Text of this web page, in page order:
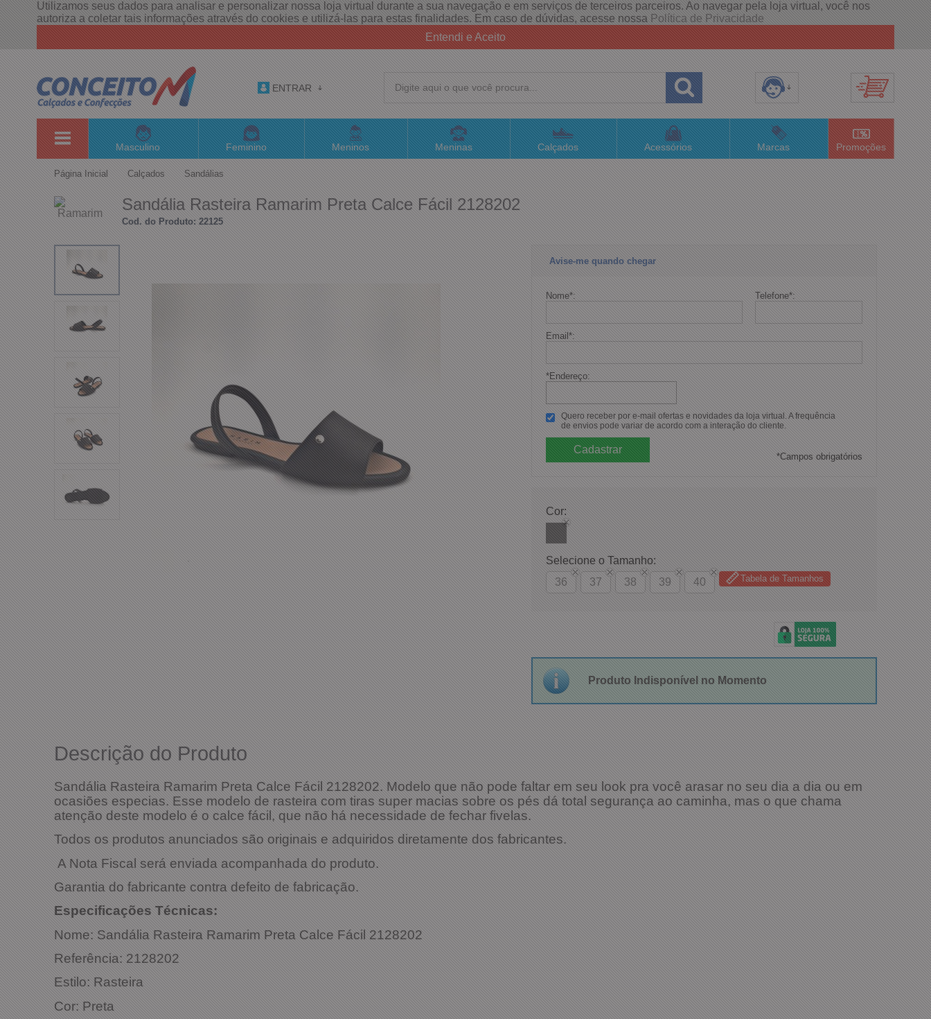
Utilizamos seus dados para analisar e personalizar nossa loja virtual durante a sua navegação e em serviços de terceiros parceiros. Ao navegar pela loja virtual, você nos
autoriza a coletar tais informações através do cookies e utilizá-las para estas finalidades. Em caso de dúvidas, acesse nossaPolítica de Privacidade
Entendi e Aceito
ENTRAR
(48) 3658-4820
(48)996063435
sac@lojaconceitom.com.br
Atendimento Online
Masculino Feminino Meninos Meninas Calçados Acessórios Marcas Promoções
Página Inicial Calçados Sandálias
Sandália Rasteira Ramarim Preta Calce Fácil 2128202
Cod. do Produto: 22125
Avise-me quando chegar
Nome*: Telefone*:
Email*:
*Endereço:
Quero receber por e-mail ofertas e novidades da loja virtual. A frequência
de envios pode variar de acordo com a interação do cliente.
*Campos obrigatórios
Cor:
Selecione o Tamanho:
36
37 38 39 40 Tabela de Tamanhos
Produto Indisponível no Momento
Descrição do Produto
Sandália Rasteira Ramarim Preta Calce Fácil 2128202. Modelo que não pode faltar em seu look pra você arasar no seu dia a dia ou em
ocasiões especias. Esse modelo de rasteira com tiras super macias sobre os pés dá total segurança ao caminha, mas o que chama
atenção deste modelo é o calce fácil, que não há necessidade de fechar fivelas.
Todos os produtos anunciados são originais e adquiridos diretamente dos fabricantes.
A Nota Fiscal será enviada acompanhada do produto.
Garantia do fabricante contra defeito de fabricação.
Especificações Técnicas:
Nome: Sandália Rasteira Ramarim Preta Calce Fácil 2128202
Referência: 2128202
Estilo: Rasteira
Cor: Preta